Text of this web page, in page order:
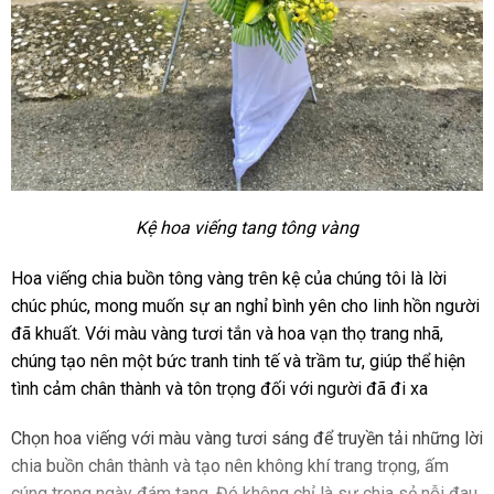
Kệ hoa viếng tang tông vàng
Hoa viếng chia buồn tông vàng trên kệ của chúng tôi là lời
chúc phúc, mong muốn sự an nghỉ bình yên cho linh hồn người
đã khuất. Với màu vàng tươi tắn và hoa vạn thọ trang nhã,
chúng tạo nên một bức tranh tinh tế và trầm tư, giúp thể hiện
tình cảm chân thành và tôn trọng đối với người đã đi xa
Chọn hoa viếng với màu vàng tươi sáng để truyền tải những lời
chia buồn chân thành và tạo nên không khí trang trọng, ấm